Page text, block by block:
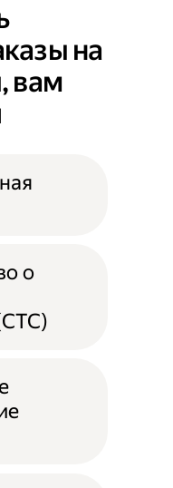
на
вам
о